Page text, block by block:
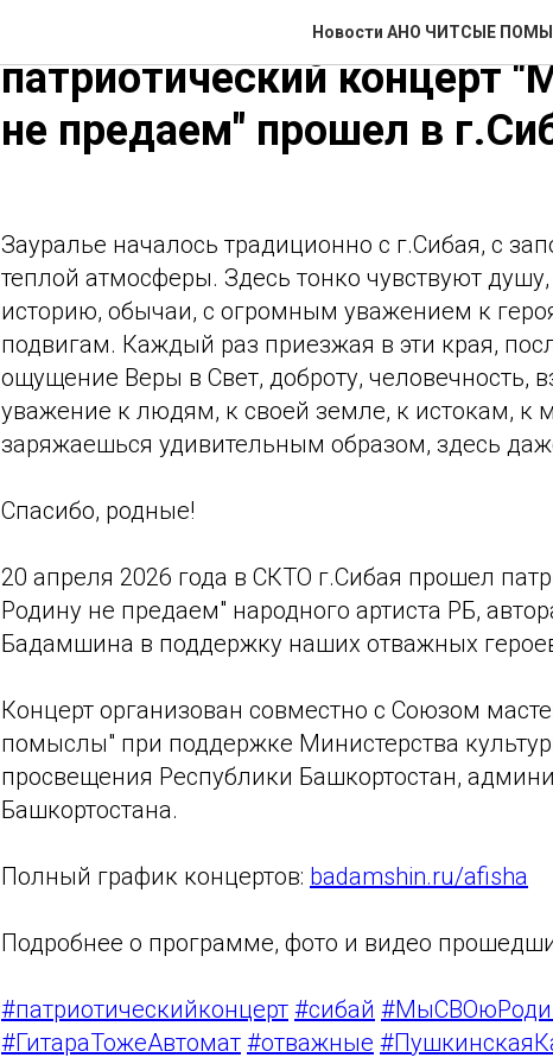
Новости АНО ЧИТСЫЕ
Первый в Зауралье
патриотический концерт
не предаем" прошел в
Зауралье началось традиционно с г.Сибая, с
теплой атмосферы. Здесь тонко чувствуют
историю, обычаи, с огромным уважением к
подвигам. Каждый раз приезжая в эти края,
ощущение Веры в Свет, доброту, человечность,
уважение к людям, к своей земле, к истокам, к
заряжаешься удивительным образом, здесь
Спасибо, родные!
20 апреля 2026 года в СКТО г.Сибая прошел
Родину не предаем" народного артиста РБ,
Бадамшина в поддержку наших отважных
Концерт организован совместно с Союзом
помыслы" при поддержке Министерства
просвещения Республики Башкортостан,
Башкортостана.
Полный график концертов: badamshin.ru/afisha
Подробнее о программе, фото и видео
#патриотическийконцерт #сибай
#ГитараТожеАвтомат #отважные